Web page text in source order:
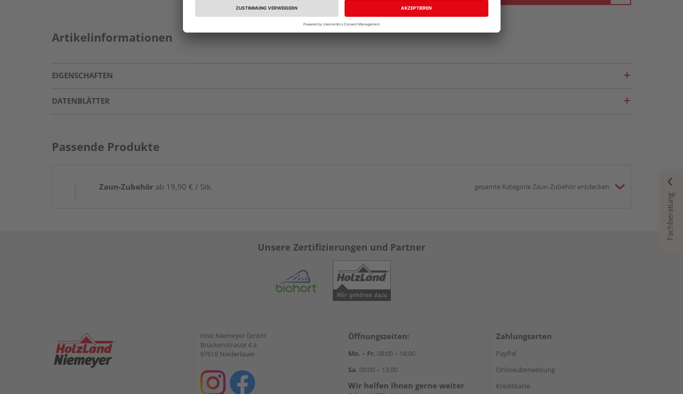
Artikelinformationen
EIGENSCHAFTEN
DATENBLÄTTER
Passende Produkte
Zaun-Zubehör ab 19,90 € / Stk. gesamte Kategorie Zaun-Zubehör entdecken
Fachberatung
Unsere Zertifizierungen und Partner
Holz Niemeyer GmbH
Brückenstrasse 4 a
97618 Niederlauer
Öffnungszeiten:
Mo. – Fr. 08:00 – 18:00
Sa. 09:00 – 13:00
Wir helfen Ihnen gerne weiter
Zahlungsarten
PayPal
Onlineüberweisung
Kreditkarte